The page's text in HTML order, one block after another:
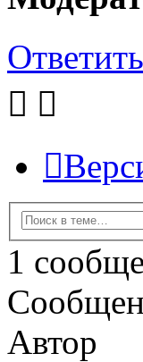
Ответить
1
Автор